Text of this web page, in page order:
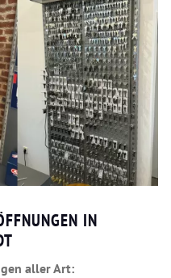
IN
aller Art: